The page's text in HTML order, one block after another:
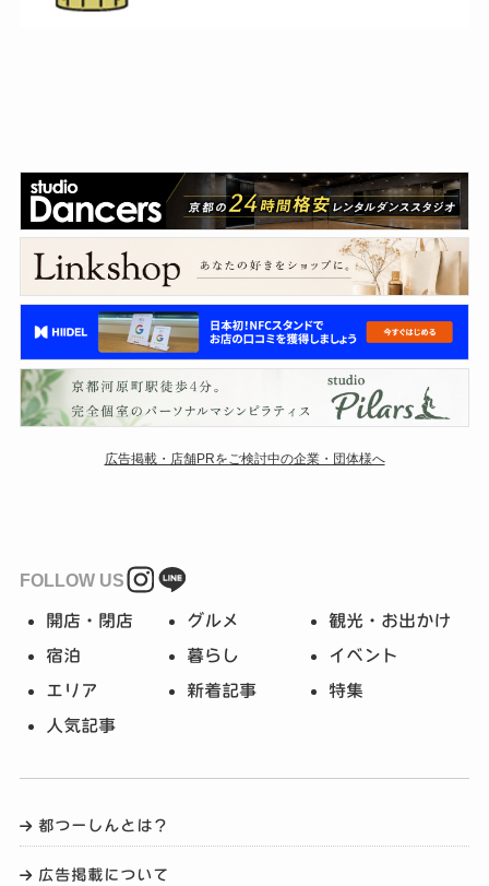
広告掲載・店舗PRをご検討中の企業・団体様へ
FOLLOW US
開店・閉店 グルメ 観光・お出かけ
宿泊 暮らし イベント
エリア 新着記事 特集
人気記事
都つーしんとは？
広告掲載について